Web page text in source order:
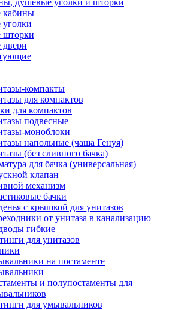
душевые уголки и шторки
кабины
компакты
для компактов
для компактов
подвесные
моноблоки
напольные (чаша Генуя)
(без сливного бачка)
для бачка (универсальная)
клапан
механизм
бачки
с крышкой для унитазов
от унитаза в канализацию
гибкие
для унитазов
на постаменте
и полупостаменты для
для умывальников